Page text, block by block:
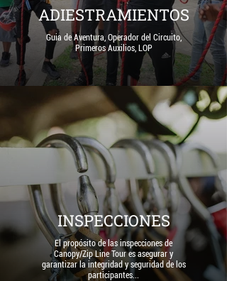
ADIESTRAMIENTOS
Guia de Aventura, Operador del Circuito,
Primeros Auxilios, LOP
INSPECCIONES
El propósito de las inspecciones de
Canopy/Zip Line Tour es asegurar y
garantizar la integridad y seguridad de los
participantes...